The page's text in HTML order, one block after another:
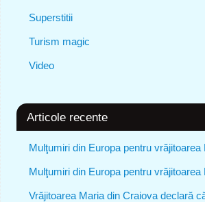
Superstitii
Turism magic
Video
Articole recente
Mulţumiri din Europa pentru vrăjitoarea
Mulţumiri din Europa pentru vrăjitoarea
Vrăjitoarea Maria din Craiova declară